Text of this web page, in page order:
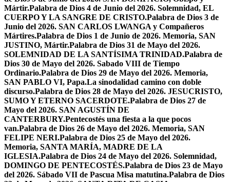
Mártir.Palabra de Dios 4 de Junio del 2026. Solemnidad, EL
CUERPO Y LA SANGRE DE CRISTO.Palabra de Dios 3 de
Junio del 2026. SAN CARLOS LWANGA y Compañeros
Mártires.Palabra de Dios 1 de Junio de 2026. Memoria, SAN
JUSTINO, Mártir.Palabra de Dios 31 de Mayo del 2026.
SOLEMNIDAD DE LA SANTÍSIMA TRINIDAD.Palabra de
Dios 30 de Mayo del 2026. Sabado VIII de Tiempo
Ordinario.Palabra de Dios 29 de Mayo del 2026. Memoria,
SAN PABLO VI, Papa.La sinodalidad camino con doble
discurso.Palabra de Dios 28 de Mayo del 2026. JESUCRISTO,
SUMO Y ETERNO SACERDOTE.Palabra de Dios 27 de
Mayo del 2026. SAN AGUSTÍN DE
CANTERBURY.Pentecostés una fiesta a la que pocos
van.Palabra de Dios 26 de Mayo del 2026. Memoria, SAN
FELIPE NERI.Palabra de Dios 25 de Mayo del 2026.
Memoria, SANTA MARÍA, MADRE DE LA
IGLESIA.Palabra de Dios 24 de Mayo del 2026. Solemnidad,
DOMINGO DE PENTECOSTÉS.Palabra de Dios 23 de Mayo
del 2026. Sábado VII de Pascua Misa matutina.Palabra de Dios